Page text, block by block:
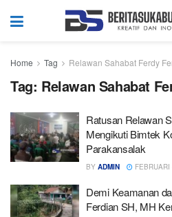
Home Tag Relawan Sahabat Ferdy
Tag: Relawan Sahabat
Ratusan Relawan
Mengikuti Bimtek
Parakansalak
BY ADMIN
Demi Keamanan
Ferdian SH, MH